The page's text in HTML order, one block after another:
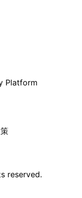
Platform
reserved.